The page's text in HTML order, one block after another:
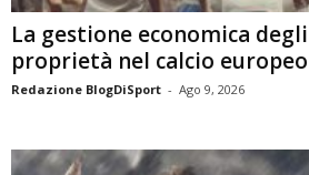
La gestione economica
proprietà nel calcio europeo
Redazione BlogDiSport - Ago 9, 2026